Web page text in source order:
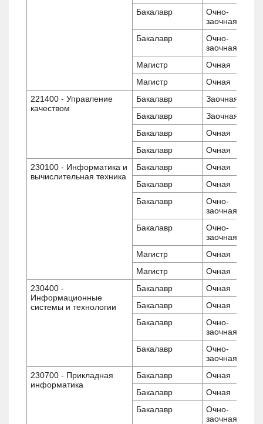
Бакалавр
Очно-
заочная
Бакалавр
Очно-
заочная
Магистр
Очная
Магистр
Очная
221400 - Управление
качеством
Бакалавр
Заочная
Бакалавр
Заочная
Бакалавр
Очная
Бакалавр
Очная
230100 - Информатика и
вычислительная техника
Бакалавр
Очная
Бакалавр
Очная
Бакалавр
Очно-
заочная
Бакалавр
Очно-
заочная
Магистр
Очная
Магистр
Очная
230400 -
Информационные
системы и технологии
Бакалавр
Очная
Бакалавр
Очная
Бакалавр
Очно-
заочная
Бакалавр
Очно-
заочная
230700 - Прикладная
информатика
Бакалавр
Очная
Бакалавр
Очная
Бакалавр
Очно-
заочная